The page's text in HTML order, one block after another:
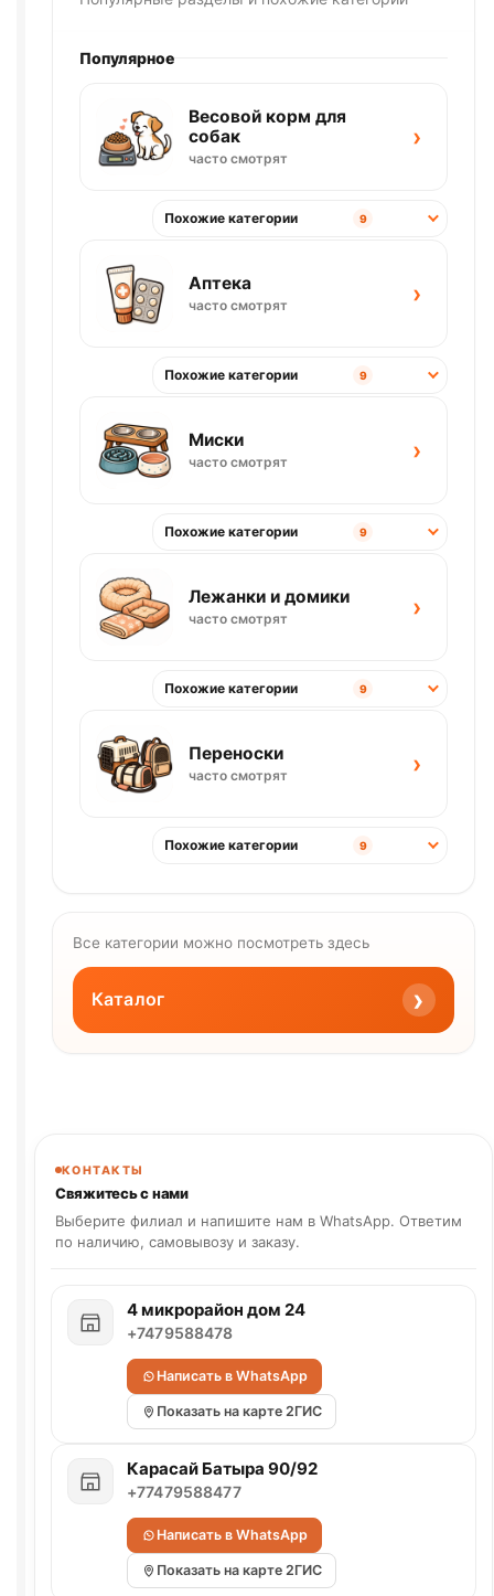
Популярное
Весовой корм для
собак
часто смотрят
›
Похожие категории 9
Аптека
часто смотрят ›
Похожие категории 9
Миски
часто смотрят ›
Похожие категории 9
Лежанки и домики
часто смотрят ›
Похожие категории 9
Переноски
часто смотрят ›
Похожие категории 9
Все категории можно посмотреть здесь
Каталог ›
КОНТАКТЫ
Свяжитесь с нами
Выберите филиал и напишите нам в WhatsApp. Ответим
по наличию, самовывозу и заказу.
4 микрорайон дом 24
+7479588478
Написать в WhatsApp
Показать на карте 2ГИС
Карасай Батыра 90/92
+77479588477
Написать в WhatsApp
Показать на карте 2ГИС